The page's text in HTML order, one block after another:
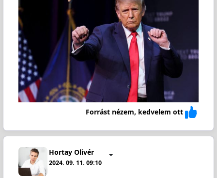
Forrást nézem, kedvelem ott
Hortay Olivér
2024. 09. 11. 09:10